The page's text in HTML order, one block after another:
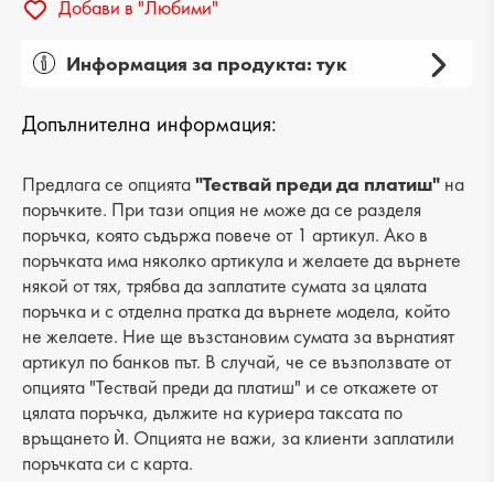
Добави в "Любими"
Информация за продукта: тук
Категория: чанта
Вид на продукта: ежедневна
Лицев материал: еко кожа
Хастар: текстил
Ширина: 27 cm
Височина: 18 cm
Дъно: 10 cm
Брой отделения: 2
Допълнителна информация:
Предлага се опцията"Тествай преди да платиш" на
поръчките. При тази опция не може да се разделя
поръчка, която съдържа повече от 1 артикул. Ако в
поръчката има няколко артикула и желаете да върнете
някой от тях, трябва да заплатите сумата за цялата
поръчка и с отделна пратка да върнете модела, който
не желаете. Ние ще възстановим сумата за върнатият
артикул по банков път. В случай, че се възползвате от
опцията "Тествай преди да платиш" и се откажете от
цялата поръчка, дължите на куриера таксата по
връщането ѝ. Опцията не важи, за клиенти заплатили
поръчката си с карта.